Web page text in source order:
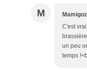
M Mamigoz
C'est
un peu
temps